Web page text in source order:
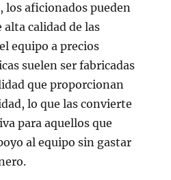
los aficionados pueden
calidad de las
equipo a precios
suelen ser fabricadas
que proporcionan
lo que las convierte
para aquellos que
al equipo sin gastar